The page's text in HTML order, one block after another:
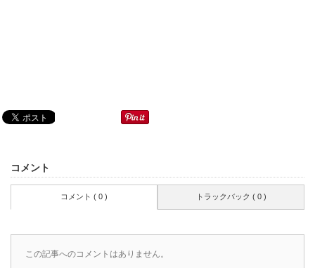
コメント
コメント ( 0 ) トラックバック ( 0 )
この記事へのコメントはありません。